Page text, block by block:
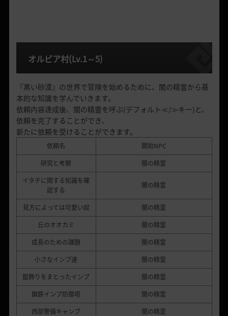
オルビア村(Lv.1～5)
『黒い砂漠』の世界で冒険を始めるために、闇の精霊から基
本的な知識を学んでいきます。
依頼内容達成後、闇の精霊を呼ぶ(デフォルト≪/≫キー)と、
依頼を完了することができ、
新たに依頼を受けることができます。
依頼名
開始NPC
研究と考察
闇の精霊
イタチに関する知識を確
認する
闇の精霊
見方によっては可愛い奴
闇の精霊
丘のオオカミ
闇の精霊
成長のための課題
闇の精霊
小さなインプ達
闇の精霊
鎧飾りをまとったインプ
闇の精霊
鋼鉄インプ防御塔
闇の精霊
西部警備キャンプ
闇の精霊